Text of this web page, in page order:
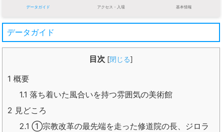
データガイド アクセス・入場 基本情報
データガイド
目次 [閉じる]
1 概要
1.1 落ち着いた風合いを持つ雰囲気の美術館
2 見どころ
2.1 ①宗教改革の最先端を走った修道院の長、ジロラ